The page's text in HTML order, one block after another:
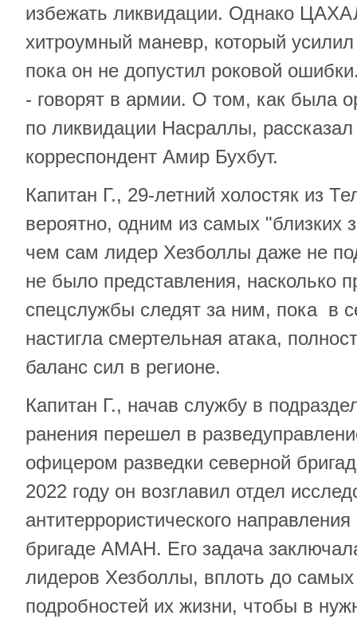
избежать ликвидации. Однако
хитроумный маневр, который
пока он не допустил роковой
- говорят в армии. О том, как была
по ликвидации Насраллы,
корреспондент Амир Бухбут.
Капитан Г., 29-летний холостяк из
вероятно, одним из самых "близких
чем сам лидер Хезболлы даже не
не было представления, насколько
спецслужбы следят за ним, пока в
настигла смертельная атака,
баланс сил в регионе.
Капитан Г., начав службу в
ранения перешел в
офицером разведки северной
2022 году он возглавил отдел
антитеррористического
бригаде АМАН. Его задача
лидеров Хезболлы, вплоть до
подробностей их жизни, чтобы в